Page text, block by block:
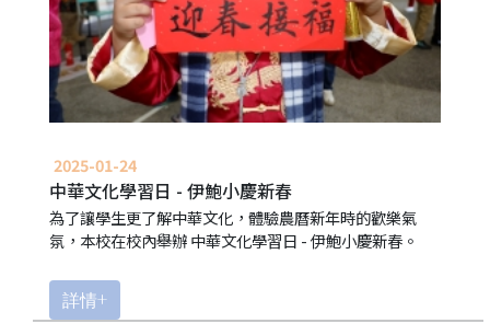
2025-01-24
中華文化學習日 - 伊鮑小慶新春
為了讓學生更了解中華文化，體驗農曆新年時的歡樂氣
氛，本校在校內舉辦 中華文化學習日 - 伊鮑小慶新春。
詳情+